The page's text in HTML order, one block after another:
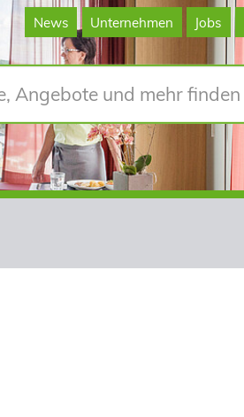
News Unternehmen Jobs